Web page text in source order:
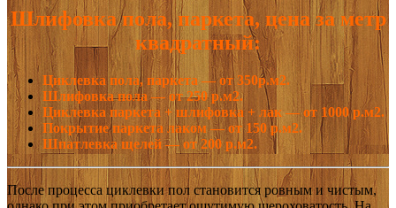
Шлифовка пола, паркета, цена за метр
квадратный:
Циклевка пола, паркета — от 350р.м2.
Шлифовка пола — от 250 р.м2.
Циклевка паркета + шлифовка + лак — от 1000 р.м2.
Покрытие паркета лаком — от 150 р.м2.
Шпатлевка щелей — от 200 р.м2.
После процесса циклевки пол становится ровным и чистым,